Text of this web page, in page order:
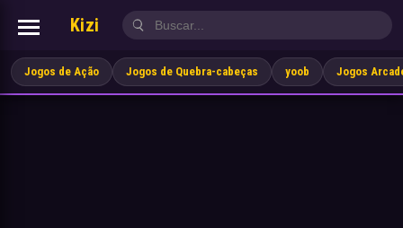
Kizi
Jogos de Ação Jogos de Quebra-cabeças yoob Jogos